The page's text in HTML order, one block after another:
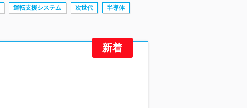
運転支援システム 次世代 半導体